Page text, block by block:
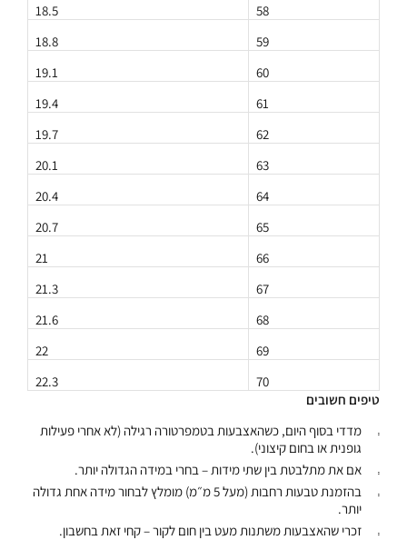
58
18.5
59
18.8
60
19.1
61
19.4
62
19.7
63
20.1
64
20.4
65
20.7
66
21
67
21.3
68
21.6
69
22
70
22.3
טיפים חשובים
מדדי בסוף היום, כשהאצבעות בטמפרטורה רגילה (לא אחרי פעילות
גופנית או בחום קיצוני).
אם את מתלבטת בין שתי מידות – בחרי במידה הגדולה יותר.
בהזמנת טבעות רחבות (מעל 5 מ״מ) מומלץ לבחור מידה אחת גדולה
יותר.
זכרי שהאצבעות משתנות מעט בין חום לקור – קחי זאת בחשבון.